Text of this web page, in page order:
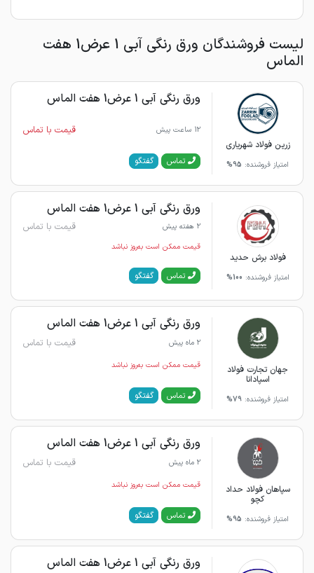
لیست فروشندگان ورق رنگی آبی 1 عرض1 هفت
الماس
زرین فولاد شهریاری
امتیاز فروشنده: 95%
ورق رنگی آبی 1 عرض1 هفت الماس
12 ساعت پیش قیمت با تماس
تماس گفتگو
فولاد برش حدید
امتیاز فروشنده: 100%
ورق رنگی آبی 1 عرض1 هفت الماس
2 هفته پیش قیمت با تماس
قیمت ممکن است به‌روز نباشد
تماس گفتگو
جهان تجارت فولاد
اسپادانا
امتیاز فروشنده: 79%
ورق رنگی آبی 1 عرض1 هفت الماس
2 ماه پیش قیمت با تماس
قیمت ممکن است به‌روز نباشد
تماس گفتگو
سپاهان فولاد حداد
کچو
امتیاز فروشنده: 95%
ورق رنگی آبی 1 عرض1 هفت الماس
2 ماه پیش قیمت با تماس
قیمت ممکن است به‌روز نباشد
تماس گفتگو
ورق رنگی آبی 1 عرض1 هفت الماس